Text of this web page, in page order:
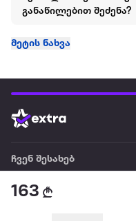
163
განაწილებით შეძენა?
მეტის ნახვა
ჩვენ შესახებ
წესები და პირობები